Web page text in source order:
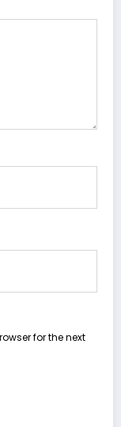
for the next